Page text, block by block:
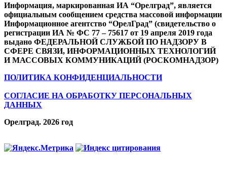
Информация, маркированная ИА “Орелград”, является
официальным сообщением средства массовой информации
Информационное агентство “ОрелГрад” (свидетельство о
регистрации ИА № ФС 77 – 75617 от 19 апреля 2019 года
выдано ФЕДЕРАЛЬНОЙ СЛУЖБОЙ ПО НАДЗОРУ В
СФЕРЕ СВЯЗИ, ИНФОРМАЦИОННЫХ ТЕХНОЛОГИЙ
И МАССОВЫХ КОММУНИКАЦИЙ (РОСКОМНАДЗОР)
ПОЛИТИКА КОНФИДЕНЦИАЛЬНОСТИ
СОГЛАСИЕ НА ОБРАБОТКУ ПЕРСОНАЛЬНЫХ
ДАННЫХ
Орелград. 2026 год